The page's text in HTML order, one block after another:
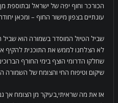
הכורכר וחוף יפה של ישראל ובתוספת מן
עונתיים בצפון מישור החוף – ומכאן יחודה.
שביל הטיול המוסדר בשמורה הוא שביל
לא הצלחנו לממש את התוכנית להקיף את
שחלקו הדרומי הוצף בימי החורף
שיקום וטיפוח החי והצומח של השמורה
אז את מה שראיתי,בעיקר מן הצומח אך גם